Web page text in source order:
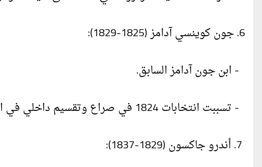
6. جون كوينسي آدامز (1825-1829):
- ابن جون آدامز السابق.
- تسببت انتخابات 1824 في صراع وتقسيم داخلي في البلاد.